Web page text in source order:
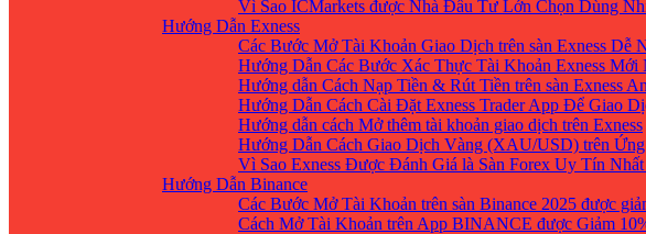
Vì Sao ICMarkets được Nhà Đầu Tư Lớn Chọn Dùng
Hướng Dẫn Exness
Các Bước Mở Tài Khoản Giao Dịch trên sàn Exness Dễ
Hướng Dẫn Các Bước Xác Thực Tài Khoản Exness Mới
Hướng dẫn Cách Nạp Tiền & Rút Tiền trên sàn Exness
Hướng Dẫn Cách Cài Đặt Exness Trader App Để Giao
Hướng dẫn cách Mở thêm tài khoản giao dịch trên Exness
Hướng Dẫn Cách Giao Dịch Vàng (XAU/USD) trên Ứng
Vì Sao Exness Được Đánh Giá là Sàn Forex Uy Tín Nhất
Hướng Dẫn Binance
Các Bước Mở Tài Khoản trên sàn Binance 2025 được
Cách Mở Tài Khoản trên App BINANCE được Giảm